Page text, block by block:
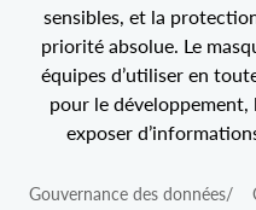
sensibles, et la
priorité absolue. Le
équipes d’utiliser en
pour le développement,
exposer
Gouvernance des données/